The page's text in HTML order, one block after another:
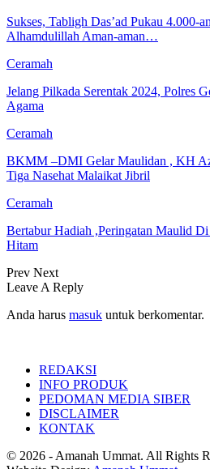
Sukses, Tabligh Das’ad Pukau 4.000-
Alhamdulillah Aman-aman…
Ceramah
Jelang Pilkada Serentak 2024, Polres
Agama
Ceramah
BKMM –DMI Gelar Maulidan , KH
Tiga Nasehat Malaikat Jibril
Ceramah
Bertabur Hadiah ,Peringatan Maulid
Hitam
Prev Next
Leave A Reply
Anda harus masuk untuk berkomentar.
REDAKSI
INFO PRODUK
PEDOMAN MEDIA SIBER
DISCLAIMER
KONTAK
© 2026 - Amanah Ummat. All Rights